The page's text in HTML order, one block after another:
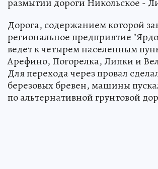
размытии дороги Никольское -
Дорога, содержанием которой
региональное предприятие
ведет к четырем населенным
Арефино, Погорелка, Липки и
Для перехода через провал
березовых бревен, машины
по альтернативной грунтовой